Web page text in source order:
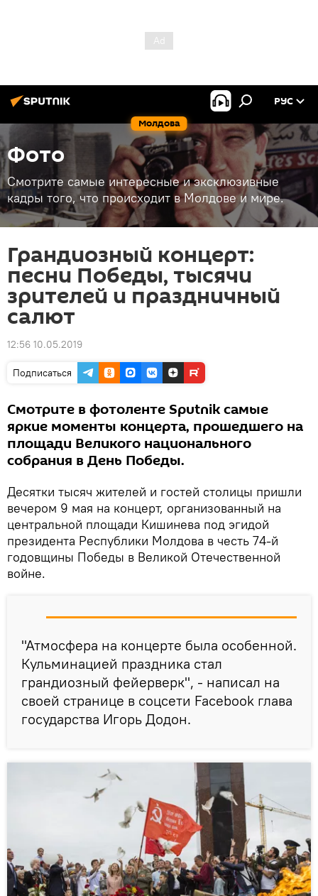
Молдова
РУС
Фото
Смотрите самые интересные и эксклюзивные
кадры того, что происходит в Молдове и мире.
Грандиозный концерт:
песни Победы, тысячи
зрителей и праздничный
салют
12:56 10.05.2019
Подписаться
Смотрите в фотоленте Sputnik самые
яркие моменты концерта, прошедшего на
площади Великого национального
собрания в День Победы.
Десятки тысяч жителей и гостей столицы пришли
вечером 9 мая на концерт, организованный на
центральной площади Кишинева под эгидой
президента Республики Молдова в честь 74-й
годовщины Победы в Великой Отечественной
войне.
"Атмосфера на концерте была особенной.
Кульминацией праздника стал
грандиозный фейерверк", - написал на
своей странице в соцсети Facebook глава
государства Игорь Додон.